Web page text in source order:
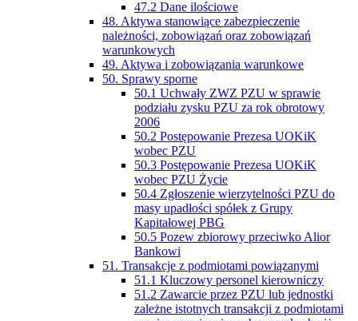
47.2 Dane ilościowe
48. Aktywa stanowiące zabezpieczenie
należności, zobowiązań oraz zobowiązań
warunkowych
49. Aktywa i zobowiązania warunkowe
50. Sprawy sporne
50.1 Uchwały ZWZ PZU w sprawie
podziału zysku PZU za rok obrotowy
2006
50.2 Postępowanie Prezesa UOKiK
wobec PZU
50.3 Postępowanie Prezesa UOKiK
wobec PZU Życie
50.4 Zgłoszenie wierzytelności PZU do
masy upadłości spółek z Grupy
Kapitałowej PBG
50.5 Pozew zbiorowy przeciwko Alior
Bankowi
51. Transakcje z podmiotami powiązanymi
51.1 Kluczowy personel kierowniczy
51.2 Zawarcie przez PZU lub jednostki
zależne istotnych transakcji z podmiotami